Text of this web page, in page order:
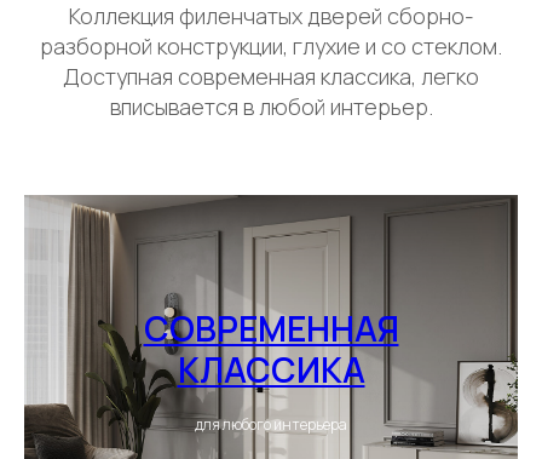
Коллекция филенчатых дверей сборно-
разборной конструкции, глухие и со стеклом.
Доступная современная классика, легко
вписывается в любой интерьер.
СОВРЕМЕННАЯ
КЛАССИКА
для любого интерьера